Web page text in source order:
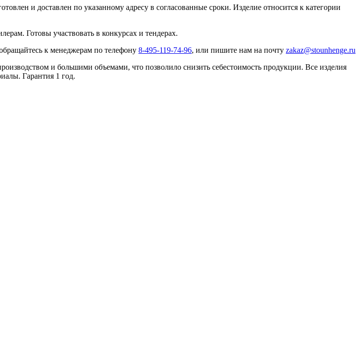
и доставлен по указанному адресу в согласованные сроки. Изделие относится к категории
Готовы участвовать в конкурсах и тендерах.
к менеджерам по телефону 8-495-119-74-96, или пишите нам на почту zakaz@stounhenge.ru
и большими объемами, что позволило снизить себестоимость продукции. Все изделия
Гарантия 1 год.